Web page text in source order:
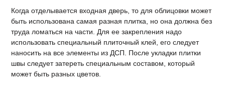
Когда отделывается входная дверь, то для облицовки может
быть использована самая разная плитка, но она должна без
труда ломаться на части. Для ее закрепления надо
использовать специальный плиточный клей, его следует
наносить на все элементы из ДСП. После укладки плитки
швы следует затереть специальным составом, который
может быть разных цветов.